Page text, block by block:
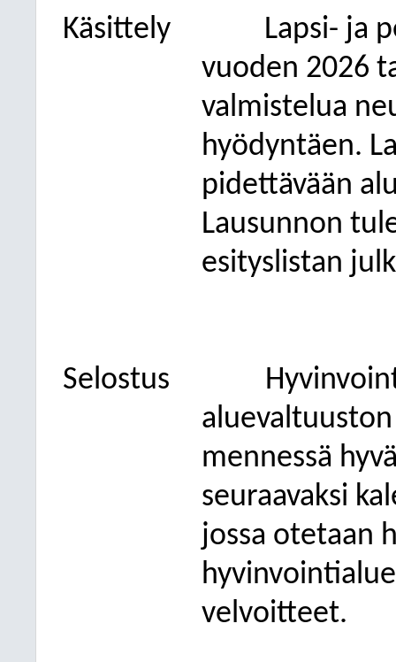
Käsittely
Lapsi- ja
vuoden 2026
valmistelua
hyödyntäen.
pidettävään
Lausunnon
esityslistan
Selostus
mennessä
seuraavaksi
jossa otetaan
velvoitteet.